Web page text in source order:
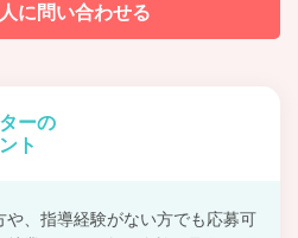
に問い合わせる
ーの
ト
、指導経験がない方でも応募可